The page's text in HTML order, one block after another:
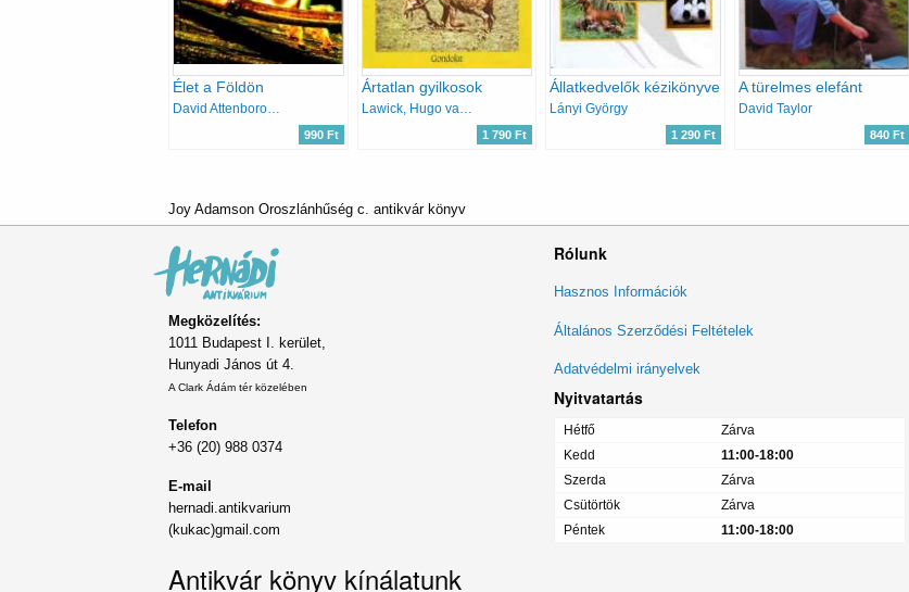
Élet a Földön
990 Ft
Ártatlan gyilkosok
1 790 Ft
Állatkedvelők kézikönyve
Lányi György
1 290 Ft
A türelmes elefánt
David Taylor
840 Ft
Joy Adamson Oroszlánhűség c. antikvár könyv
Megközelítés:
1011 Budapest I. kerület,
Hunyadi János út 4.
A Clark Ádám tér közelében
Telefon
+36 (20) 988 0374
E-mail
hernadi.antikvarium
(kukac)gmail.com
Rólunk
Lábléc
menü
Hasznos Információk
Általános Szerződési Feltételek
Adatvédelmi irányelvek
Nyitvatartás
Hétfő
Zárva
Kedd
11:00-18:00
Szerda
Zárva
Csütörtök
Zárva
Péntek
11:00-18:00
Antikvár könyv kínálatunk